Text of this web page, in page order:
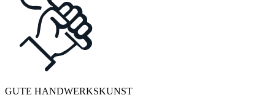
GUTE HANDWERKSKUNST